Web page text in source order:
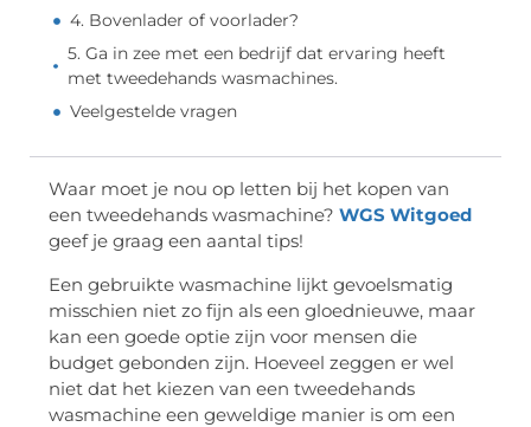
4. Bovenlader of voorlader?
5. Ga in zee met een bedrijf dat ervaring heeft
met tweedehands wasmachines.
Veelgestelde vragen
Waar moet je nou op letten bij het kopen van
een tweedehands wasmachine? WGS Witgoed
geef je graag een aantal tips!
Een gebruikte wasmachine lijkt gevoelsmatig
misschien niet zo fijn als een gloednieuwe, maar
kan een goede optie zijn voor mensen die
budget gebonden zijn. Hoeveel zeggen er wel
niet dat het kiezen van een tweedehands
wasmachine een geweldige manier is om een